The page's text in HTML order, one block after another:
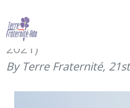
Montée de l’Alpe
Terre Fraternité
2021)
By Terre Fraternité,